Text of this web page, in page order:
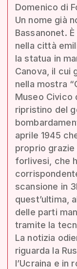
Domenico di
Un nome già
Bassanonet.
nella città
la statua in
Canova, il cui
nella mostra
Museo Civico
ripristino del
aprile 1945
proprio grazie
forlivesi, che
scansione in
quest’ultima,
delle parti
tramite la
La notizia
riguarda la
l’Ucraina e in